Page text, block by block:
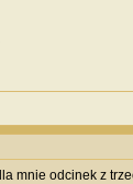
mnie odcinek z